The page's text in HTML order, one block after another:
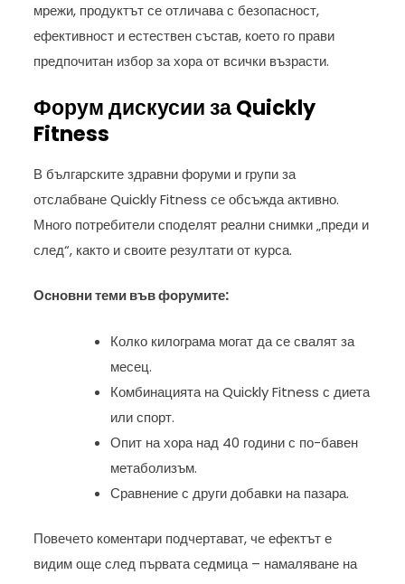
мрежи, продуктът се отличава с безопасност,
ефективност и естествен състав, което го прави
предпочитан избор за хора от всички възрасти.
Форум дискусии за Quickly
Fitness
В българските здравни форуми и групи за
отслабване Quickly Fitness се обсъжда активно.
Много потребители споделят реални снимки „преди и
след“, както и своите резултати от курса.
Основни теми във форумите:
Колко килограма могат да се свалят за
месец.
Комбинацията на Quickly Fitness с диета
или спорт.
Опит на хора над 40 години с по-бавен
метаболизъм.
Сравнение с други добавки на пазара.
Повечето коментари подчертават, че ефектът е
видим още след първата седмица – намаляване на